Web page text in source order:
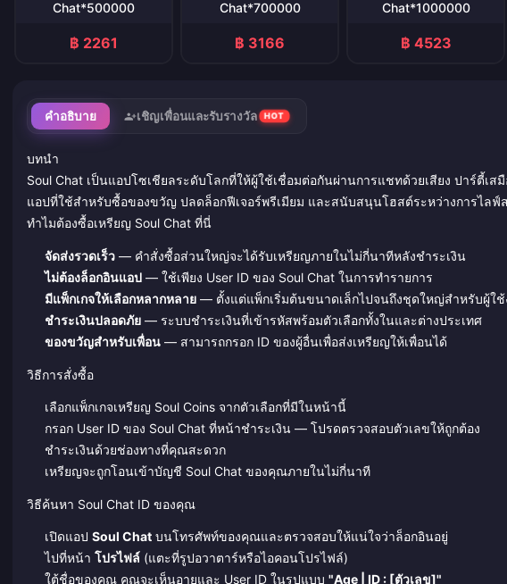
Chat*500000
฿ 2261
Chat*700000
฿ 3166
Chat*1000000
฿ 4523
คำอธิบาย เชิญเพื่อนและรับรางวัล HOT
บทนำ
Soul Chat เป็นแอปโซเชียลระดับโลกที่ให้ผู้ใช้เชื่อมต่อกันผ่านการแชทด้วยเสียง ปาร์ตี้เส
แอปที่ใช้สำหรับซื้อของขวัญ ปลดล็อกฟีเจอร์พรีเมียม และสนับสนุนโฮสต์ระหว่างการไลฟ์
ทำไมต้องซื้อเหรียญ Soul Chat ที่นี่
จัดส่งรวดเร็ว— คำสั่งซื้อส่วนใหญ่จะได้รับเหรียญภายในไม่กี่นาทีหลังชำระเงิน
ไม่ต้องล็อกอินแอป— ใช้เพียง User ID ของ Soul Chat ในการทำรายการ
มีแพ็กเกจให้เลือกหลากหลาย— ตั้งแต่แพ็กเริ่มต้นขนาดเล็กไปจนถึงชุดใหญ่สำหรับผู้ใ
ชำระเงินปลอดภัย— ระบบชำระเงินที่เข้ารหัสพร้อมตัวเลือกทั้งในและต่างประเทศ
ของขวัญสำหรับเพื่อน— สามารถกรอก ID ของผู้อื่นเพื่อส่งเหรียญให้เพื่อนได้
วิธีการสั่งซื้อ
เลือกแพ็กเกจเหรียญ Soul Coins จากตัวเลือกที่มีในหน้านี้
กรอก User ID ของ Soul Chat ที่หน้าชำระเงิน — โปรดตรวจสอบตัวเลขให้ถูกต้อง
ชำระเงินด้วยช่องทางที่คุณสะดวก
เหรียญจะถูกโอนเข้าบัญชี Soul Chat ของคุณภายในไม่กี่นาที
วิธีค้นหา Soul Chat ID ของคุณ
เปิดแอป Soul Chatบนโทรศัพท์ของคุณและตรวจสอบให้แน่ใจว่าล็อกอินอยู่
ไปที่หน้า โปรไฟล์(แตะที่รูปอวาตาร์หรือไอคอนโปรไฟล์)
ใต้ชื่อของคุณ คุณจะเห็นอายุและ User ID ในรูปแบบ "Age | ID : [ตัวเลข]"